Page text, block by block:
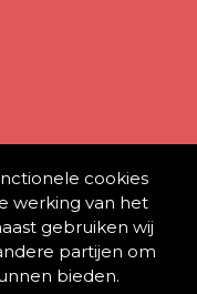
cookies
werking van het
gebruiken wij
partijen om
bieden.